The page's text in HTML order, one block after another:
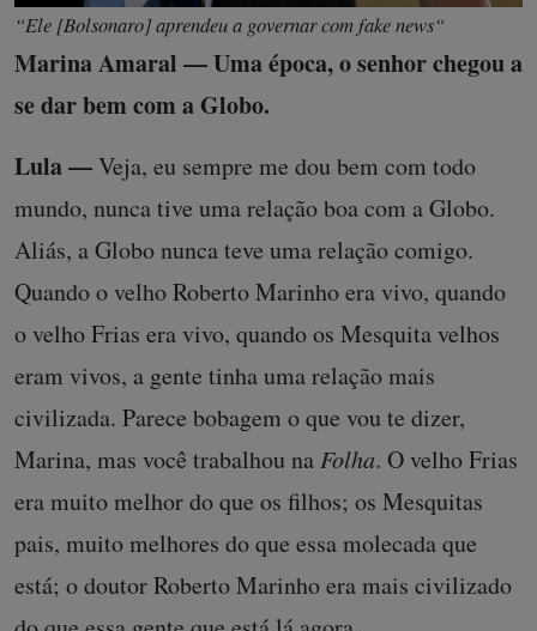
“Ele [Bolsonaro] aprendeu a governar com fake news“
Marina Amaral — Uma época, o senhor chegou a
se dar bem com a Globo.
Lula —Veja, eu sempre me dou bem com todo
mundo, nunca tive uma relação boa com a Globo.
Aliás, a Globo nunca teve uma relação comigo.
Quando o velho Roberto Marinho era vivo, quando
o velho Frias era vivo, quando os Mesquita velhos
eram vivos, a gente tinha uma relação mais
civilizada. Parece bobagem o que vou te dizer,
Marina, mas você trabalhou na Folha. O velho Frias
era muito melhor do que os filhos; os Mesquitas
pais, muito melhores do que essa molecada que
está; o doutor Roberto Marinho era mais civilizado